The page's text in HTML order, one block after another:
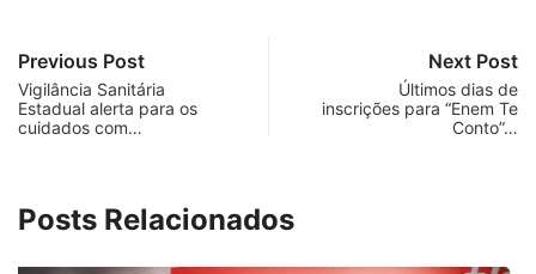
Previous Post
Vigilância Sanitária
Estadual alerta para os
cuidados com…
Next Post
Últimos dias de
inscrições para “Enem Te
Conto”…
Posts Relacionados